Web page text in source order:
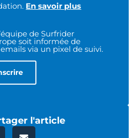
En savoir plus
de Surfrider
soit informée de
via un pixel de suivi.
l'article